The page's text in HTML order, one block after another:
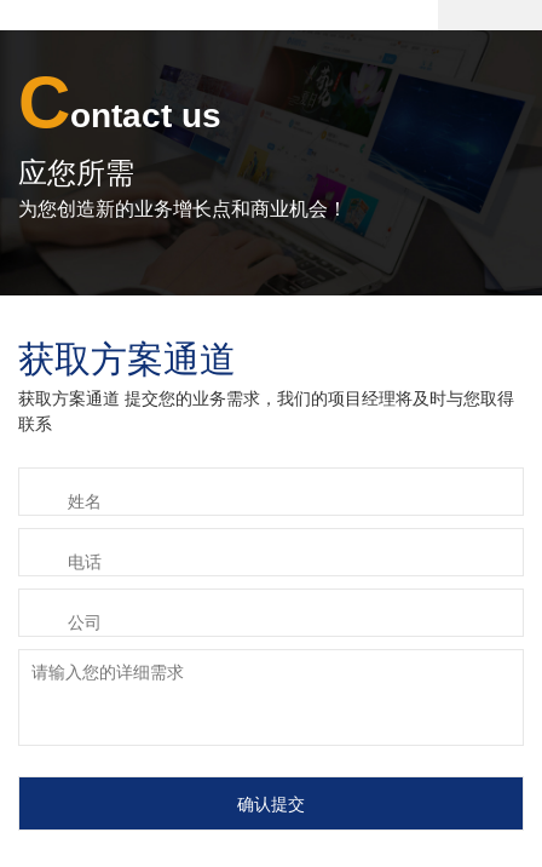
Contact us
应您所需
为您创造新的业务增长点和商业机会！
获取方案通道
获取方案通道 提交您的业务需求，我们的项目经理将及时与您取得
联系